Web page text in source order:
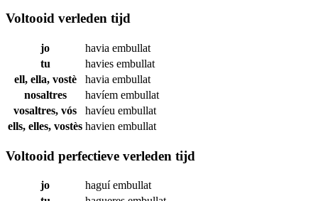
Voltooid verleden tijd
jo havia embullat
tu
havies embullat
ell, ella, vostè
havia embullat
nosaltres
havíem embullat
vosaltres, vós
havíeu embullat
ells, elles, vostès havien embullat
Voltooid perfectieve verleden tijd
jo haguíembullat